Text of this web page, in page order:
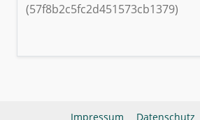
(57f8b2c5fc2d451573cb1379)
Impressum Datenschutz